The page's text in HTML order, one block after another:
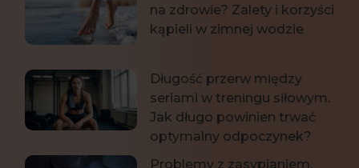
na zdrowie? Zalety i korzyści
kąpieli w zimnej wodzie
Długość przerw między
seriami w treningu siłowym.
Jak długo powinien trwać
optymalny odpoczynek?
Problemy z zasypianiem.